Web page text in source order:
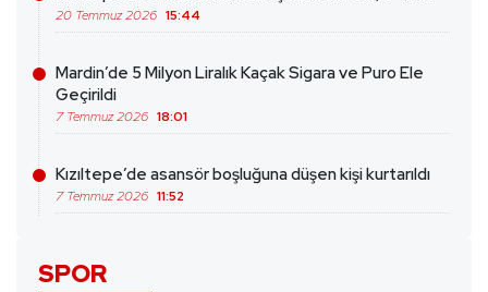
20 Temmuz 2026 15:44
Mardin’de 5 Milyon Liralık Kaçak Sigara ve Puro Ele
Geçirildi
7 Temmuz 2026 18:01
Kızıltepe’de asansör boşluğuna düşen kişi kurtarıldı
7 Temmuz 2026 11:52
SPOR